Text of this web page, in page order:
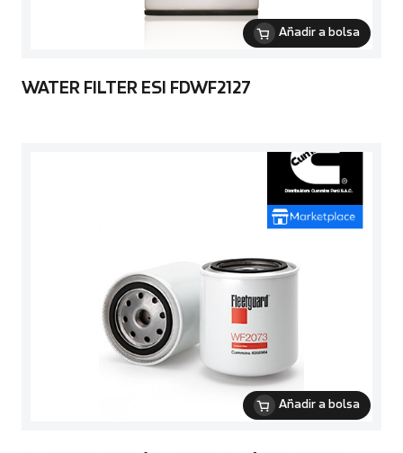
Añadir a bolsa
WATER FILTER ESI FDWF2127
Añadir a bolsa